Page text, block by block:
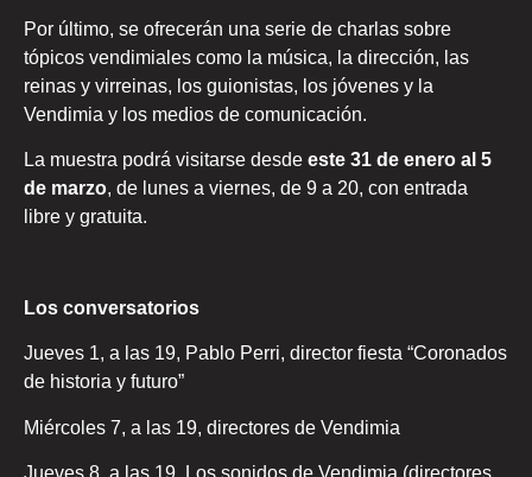
Por último, se ofrecerán una serie de charlas sobre
tópicos vendimiales como la música, la dirección, las
reinas y virreinas, los guionistas, los jóvenes y la
Vendimia y los medios de comunicación.
La muestra podrá visitarse desde este 31 de enero al 5
de marzo, de lunes a viernes, de 9 a 20, con entrada
libre y gratuita.
Los conversatorios
Jueves 1, a las 19, Pablo Perri, director fiesta “Coronados
de historia y futuro”
Miércoles 7, a las 19, directores de Vendimia